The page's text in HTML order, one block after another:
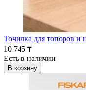
Точилка для топоров и
10 745 ₸
Есть в наличии
В корзину